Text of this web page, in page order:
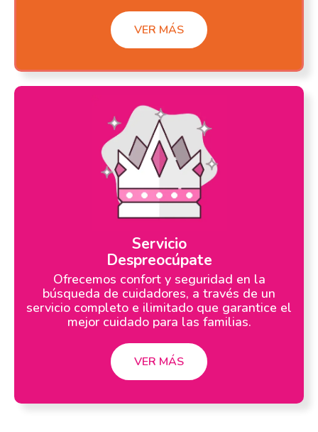
VER MÁS
Servicio
Despreocúpate
Ofrecemos confort y seguridad en la
búsqueda de cuidadores, a través de un
servicio completo e ilimitado que garantice el
mejor cuidado para las familias.
VER MÁS